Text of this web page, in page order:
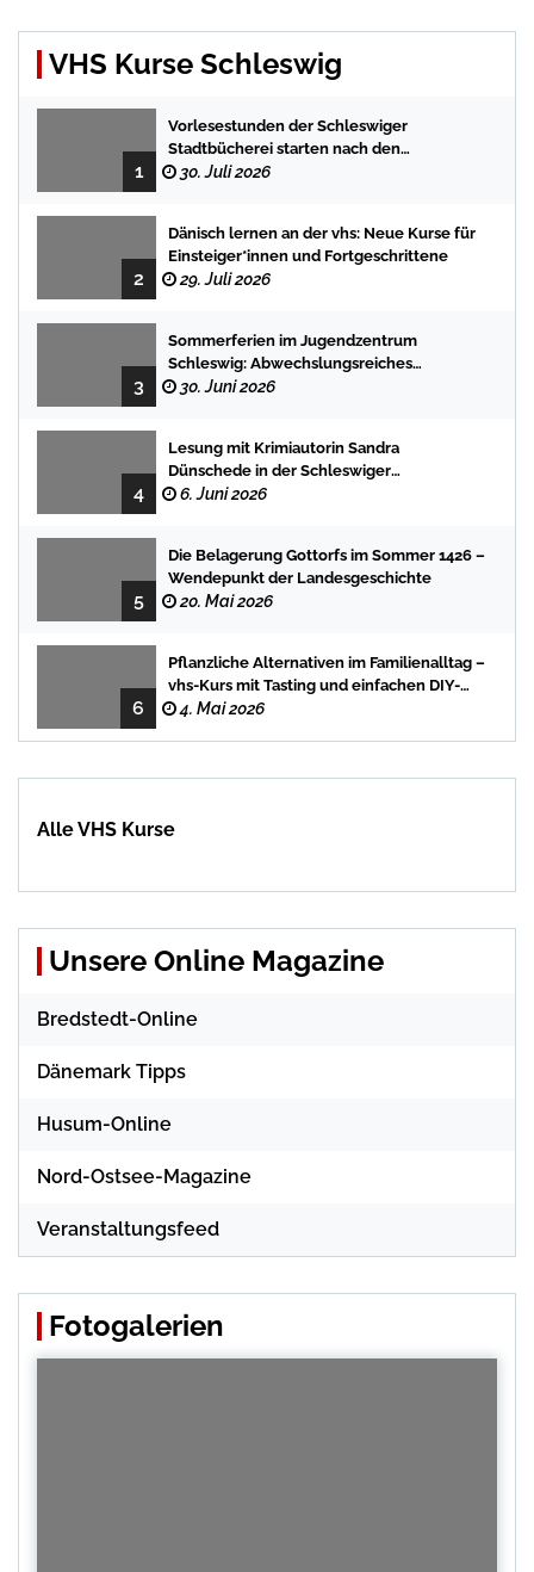
VHS Kurse Schleswig
1
Vorlesestunden der Schleswiger
Stadtbücherei starten nach den
Sommerferien mit spannenden
30. Juli 2026
2
Dänisch lernen an der vhs: Neue Kurse für
Einsteiger*innen und Fortgeschrittene
29. Juli 2026
3
Sommerferien im Jugendzentrum
Schleswig: Abwechslungsreiches
Programm für Kinder und Jugendliche
30. Juni 2026
4
Lesung mit Krimiautorin Sandra
Dünschede in der Schleswiger
Stadtbücherei
6. Juni 2026
5
Die Belagerung Gottorfs im Sommer 1426 –
Wendepunkt der Landesgeschichte
20. Mai 2026
6
Pflanzliche Alternativen im Familienalltag –
vhs-Kurs mit Tasting und einfachen DIY-
Rezepten
4. Mai 2026
Alle VHS Kurse
Unsere Online Magazine
Bredstedt-Online
Dänemark Tipps
Husum-Online
Nord-Ostsee-Magazine
Veranstaltungsfeed
Fotogalerien